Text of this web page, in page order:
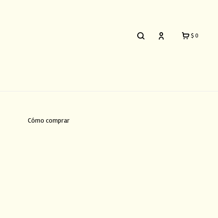
$ 0
Cómo comprar